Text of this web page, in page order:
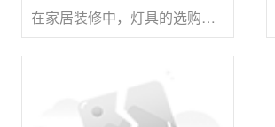
在家居装修中，灯具的选购是非常必要的一个环节，好的灯具不仅可以提升家居的美感，还可以提高室内空气质量和光照环境。但是，在众多的家用灯具品牌和型号中，我们应该如何选